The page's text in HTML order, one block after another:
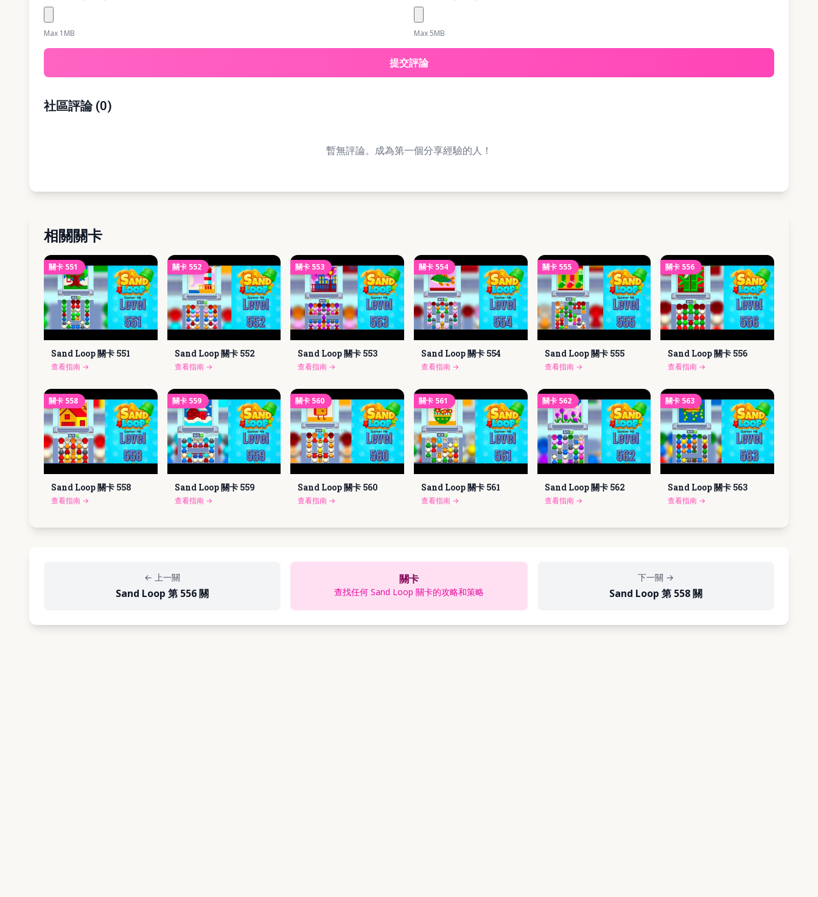
Max 1MB Max 5MB
提交評論
社區評論(0)
暫無評論。成為第一個分享經驗的人！
相關關卡
關卡 551
Sand Loop 關卡 551
查看指南 →
關卡 552
Sand Loop 關卡 552
查看指南→
關卡 553
Sand Loop 關卡 553
查看指南 →
關卡 554
Sand Loop 關卡 554
查看指南→
關卡 555
Sand Loop 關卡 555
查看指南→
關卡 556
Sand Loop 關卡 556
查看指南 →
關卡 558
Sand Loop 關卡 558
查看指南 →
關卡 559
Sand Loop 關卡 559
查看指南→
關卡 560
Sand Loop 關卡 560
查看指南 →
關卡 561
Sand Loop 關卡 561
查看指南→
關卡 562
Sand Loop 關卡 562
查看指南→
關卡 563
Sand Loop 關卡 563
查看指南 →
←上一關
Sand Loop 第 556 關
關卡
查找任何 Sand Loop 關卡的攻略和策略
下一關 →
Sand Loop 第 558 關